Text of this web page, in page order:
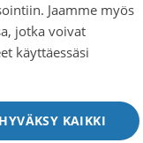
hoitonsa
FINNISH
Jaamme myös
jotka voivat
käyttäessäsi
HYVÄKSY KAIKKI